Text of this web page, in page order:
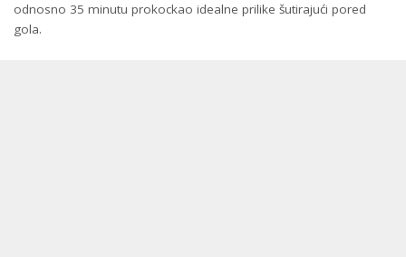
odnosno 35 minutu prokockao idealne prilike šutirajući pored
gola.